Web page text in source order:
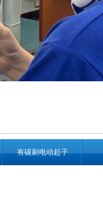
有碳刷电动起子